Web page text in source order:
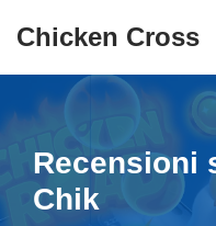
contenuto
Chicken Cross
Recensioni
Chik